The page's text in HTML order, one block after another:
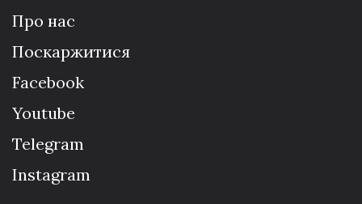
Про нас
Поскаржитися
Facebook
Youtube
Telegram
Instagram